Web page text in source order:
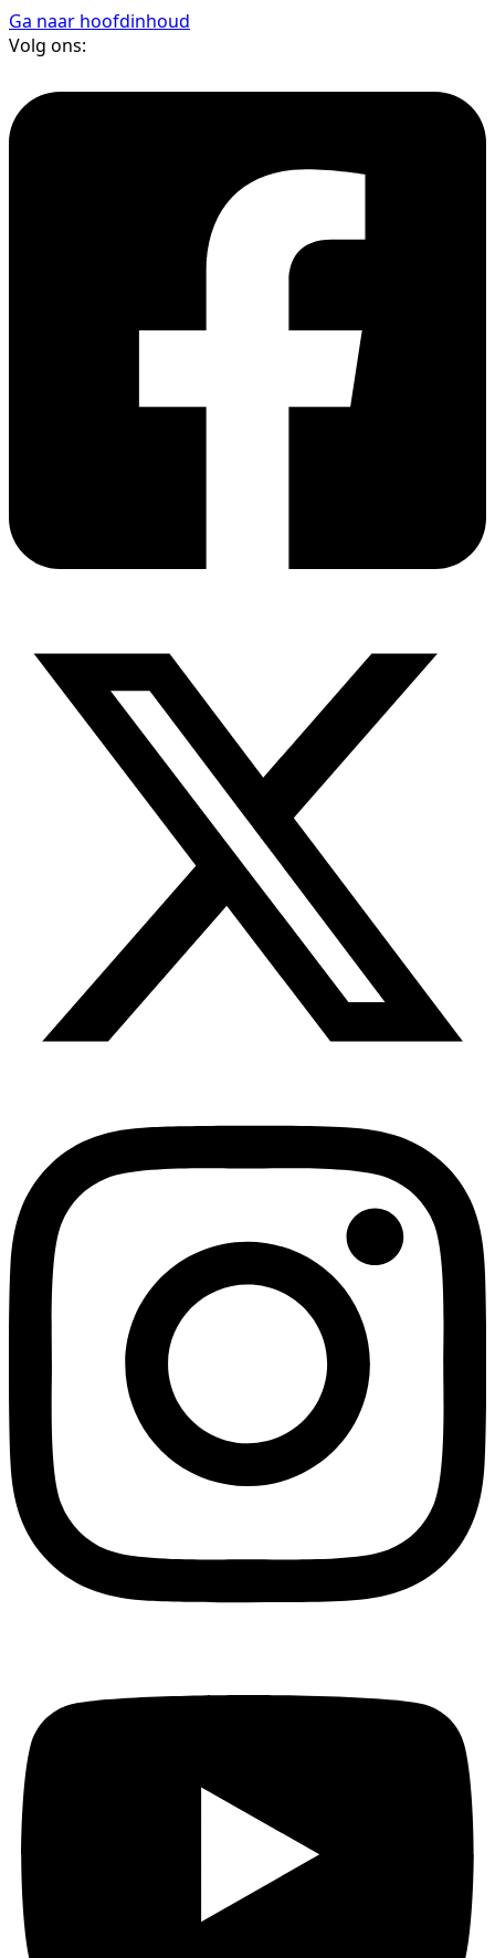
Ga naar hoofdinhoud
Volg ons: